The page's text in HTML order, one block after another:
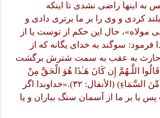
به اینها راضی نشدی تا اینکه
کردی و وی را بر ما برتری دادی و
مولاه»، حال این حکم از توست یا از
سوگند به خدای یگانه که از
حارث به عقب به سمت شترش برگشت
اللَّـهُمَّ إِن کَانَ هَـٰذَا هُوَ الْحَقَّ مِنْ
عِندِکَ فَأَمْطِرْ عَلَیْنَا حِجَارَهً مِّنَ السَّمَاءِ) (الأنفال: ۳۲).«خداوندا اگر
یا بر ما از آسمان سنگ بباران و یا